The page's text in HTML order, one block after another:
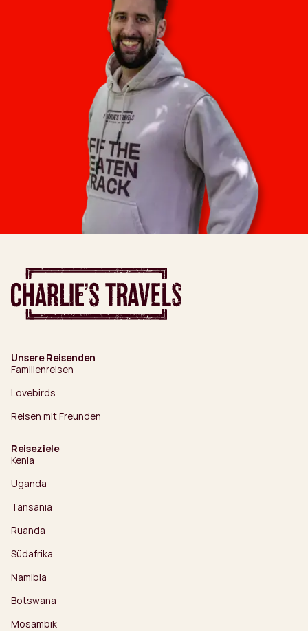
Unsere Reisenden
Familienreisen
Lovebirds
Reisen mit Freunden
Reiseziele
Kenia
Uganda
Tansania
Ruanda
Südafrika
Namibia
Botswana
Mosambik